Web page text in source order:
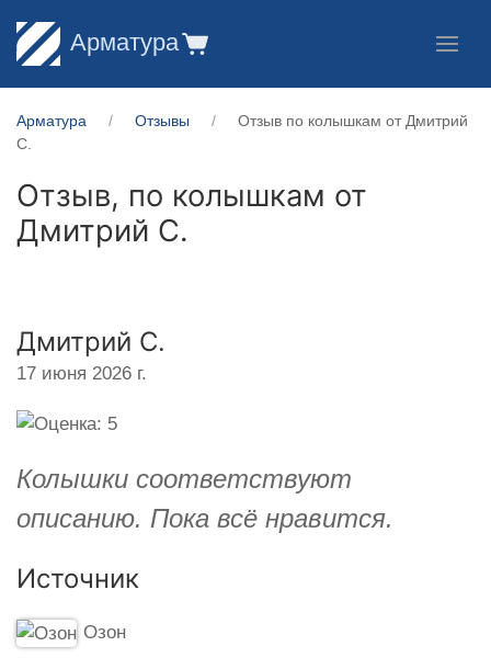
Арматура
Арматура Отзывы
Отзыв по колышкам от Дмитрий
С.
Отзыв, по колышкам от
Дмитрий С.
Дмитрий С.
17 июня 2026 г.
Колышки соответствуют
описанию. Пока всё нравится.
Источник
Озон